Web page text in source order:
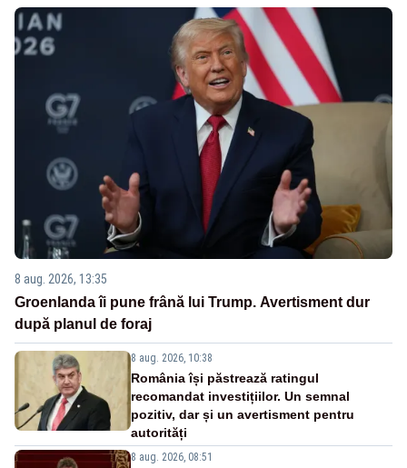
8 aug. 2026, 13:35
Groenlanda îi pune frână lui Trump. Avertisment dur
după planul de foraj
8 aug. 2026, 10:38
România își păstrează ratingul
recomandat investițiilor. Un semnal
pozitiv, dar și un avertisment pentru
autorități
8 aug. 2026, 08:51